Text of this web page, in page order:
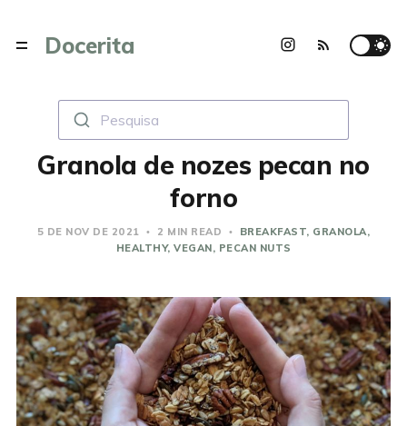
Docerita
Pesquisa
Granola de nozes pecan no
forno
5 DE NOV DE 2021 2 MIN READ BREAKFAST GRANOLA
HEALTHY VEGAN PECAN NUTS